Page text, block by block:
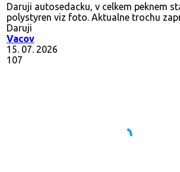
Daruji autosedacku, v celkem peknem
polystyren viz foto. Aktualne trochu
Daruji
Vacov
15. 07. 2026
107